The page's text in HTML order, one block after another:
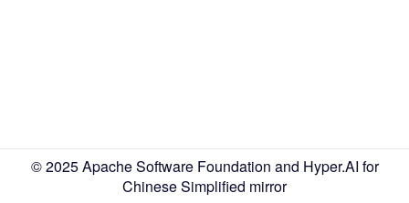
© 2025 Apache Software Foundation and Hyper.AI for
Chinese Simplified mirror